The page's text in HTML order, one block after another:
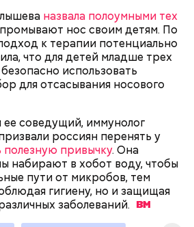
назвала полоумными тех
нос своим детям. По
к терапии потенциально
что для детей младше трех
использовать
для отсасывания носового
соведущий, иммунолог
россиян перенять у
полезную привычку. Она
набирают в хобот воду, чтобы
пути от микробов, тем
гигиену, но и защищая
заболеваний.
масла;
сахара;
соли;
апельсина и столовая ложка
а ложкой или
чтобы не измельчить